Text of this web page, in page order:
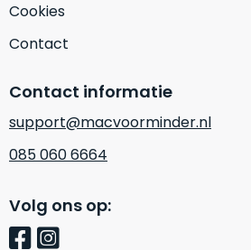
Cookies
Contact
Contact informatie
support@macvoorminder.nl
085 060 6664
Volg ons op:
Geen
vette
Je
krijgt